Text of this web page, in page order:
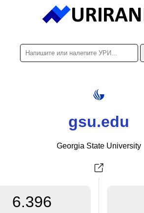
gsu.edu
Georgia State University
6.396